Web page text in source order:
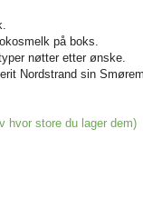
på boks.
nøtter etter ønske.
Nordstrand sin
hvor store du lager dem)